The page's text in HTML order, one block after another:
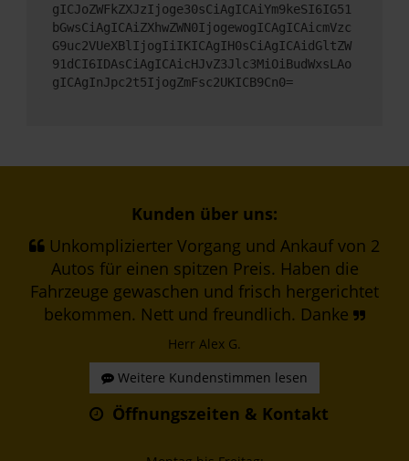
gICJoZWFkZXJzIjoge30sCiAgICAiYm9keSI6IG51
bGwsCiAgICAiZXhwZWN0IjogewogICAgICAicmVzc
G9uc2VUeXBlIjogIiIKICAgIH0sCiAgICAidGltZW
91dCI6IDAsCiAgICAicHJvZ3Jlc3MiOiBudWxsLAo
gICAgInJpc2t5IjogZmFsc2UKICB9Cn0=
Kunden über uns:
Unkomplizierter Vorgang und Ankauf von 2
Autos für einen spitzen Preis. Haben die
Fahrzeuge gewaschen und frisch hergerichtet
bekommen. Nett und freundlich. Danke
Herr Alex G.
Weitere Kundenstimmen lesen
Öffnungszeiten & Kontakt